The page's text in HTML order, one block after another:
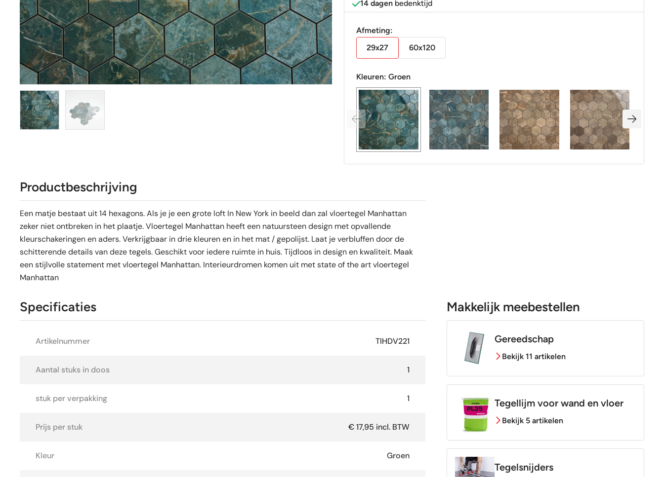
14 dagen bedenktijd
Afmeting:
29x27
60x120
Kleuren: Groen
Productbeschrijving
Een matje bestaat uit 14 hexagons. Als je je een grote loft In New York in beeld dan zal vloertegel Manhattan
zeker niet ontbreken in het plaatje. Vloertegel Manhattan heeft een natuursteen design met opvallende
kleurschakeringen en aders. Verkrijgbaar in drie kleuren en in het mat / gepolijst. Laat je verbluffen door de
schitterende details van deze tegels. Geschikt voor iedere ruimte in huis. Tijdloos in design en kwaliteit. Maak
een stijlvolle statement met vloertegel Manhattan. Interieurdromen komen uit met state of the art vloertegel
Manhattan
Specificaties
Artikelnummer TIHDV221
Aantal stuks in doos 1
stuk per verpakking 1
Prijs per stuk € 17,95 incl. BTW
Kleur Groen
Makkelijk meebestellen
Gereedschap
Bekijk 11 artikelen
Tegellijm voor wand en vloer
Bekijk 5 artikelen
Tegelsnijders